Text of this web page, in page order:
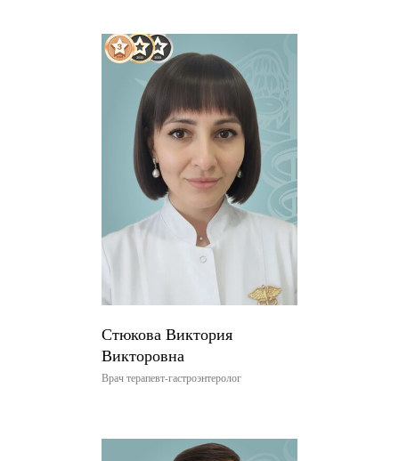
Стюкова Виктория
Викторовна
Врач терапевт-гастроэнтеролог